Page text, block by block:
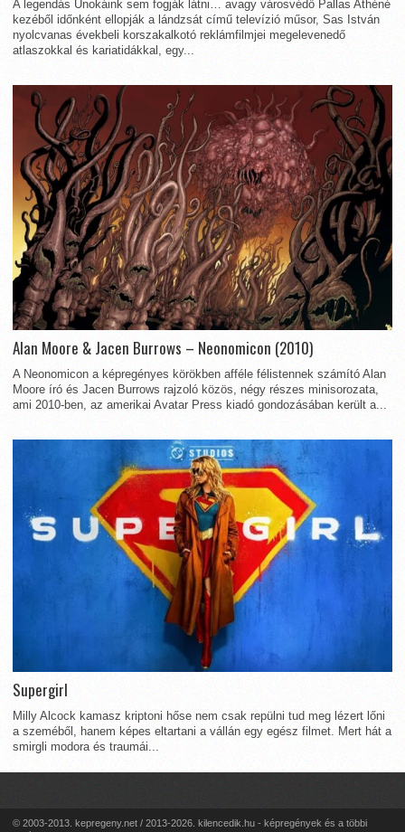
A legendás Unokáink sem fogják látni… avagy városvédő Pallas Athéné
kezéből időnként ellopják a lándzsát című televízió műsor, Sas István
nyolcvanas évekbeli korszakalkotó reklámfilmjei megelevenedő
atlaszokkal és kariatidákkal, egy...
Alan Moore & Jacen Burrows – Neonomicon (2010)
A Neonomicon a képregényes körökben afféle félistennek számító Alan
Moore író és Jacen Burrows rajzoló közös, négy részes minisorozata,
ami 2010-ben, az amerikai Avatar Press kiadó gondozásában került a...
Supergirl
Milly Alcock kamasz kriptoni hőse nem csak repülni tud meg lézert lőni
a szeméből, hanem képes eltartani a vállán egy egész filmet. Mert hát a
smirgli modora és traumái...
© 2003-2013. kepregeny.net / 2013-2026. kilencedik.hu - képregények és a többi